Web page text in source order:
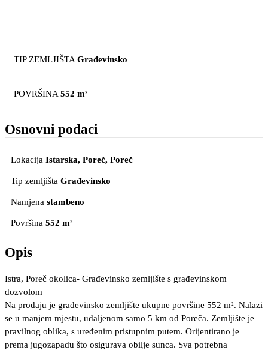
TIP ZEMLJIŠTA Građevinsko
POVRŠINA 552 m²
Osnovni podaci
Lokacija Istarska, Poreč, Poreč
Tip zemljišta Građevinsko
Namjena stambeno
Površina 552 m²
Opis
Istra, Poreč okolica- Građevinsko zemljište s građevinskom
dozvolom
Na prodaju je građevinsko zemljište ukupne površine 552 m². Nalazi
se u manjem mjestu, udaljenom samo 5 km od Poreča. Zemljište je
pravilnog oblika, s uređenim pristupnim putem. Orijentirano je
prema jugozapadu što osigurava obilje sunca. Sva potrebna